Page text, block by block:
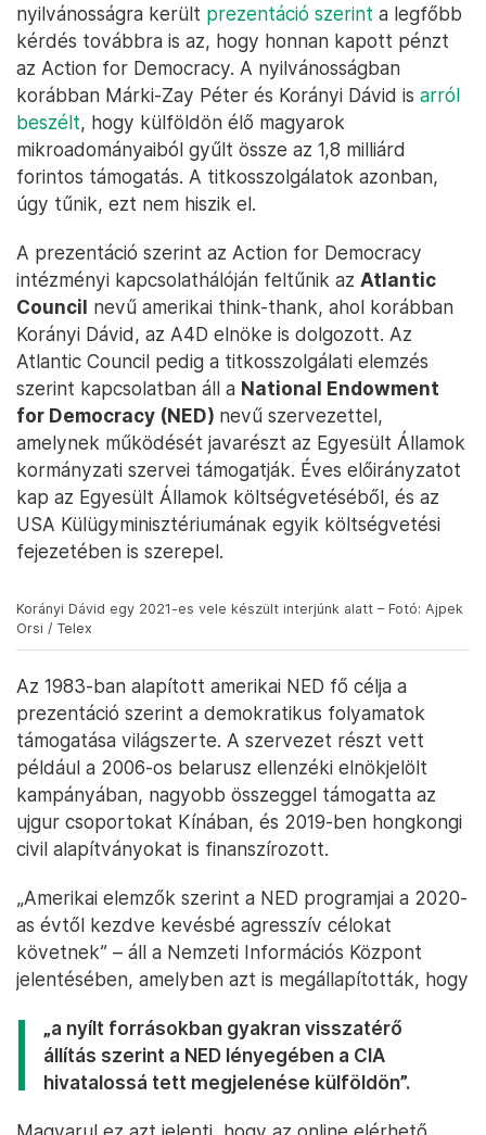
nyilvánosságra került prezentáció szerint a legfőbb
kérdés továbbra is az, hogy honnan kapott pénzt
az Action for Democracy. A nyilvánosságban
korábban Márki-Zay Péter és Korányi Dávid is arról
beszélt, hogy külföldön élő magyarok
mikroadományaiból gyűlt össze az 1,8 milliárd
forintos támogatás. A titkosszolgálatok azonban,
úgy tűnik, ezt nem hiszik el.
A prezentáció szerint az Action for Democracy
intézményi kapcsolathálóján feltűnik az Atlantic
Council nevű amerikai think-thank, ahol korábban
Korányi Dávid, az A4D elnöke is dolgozott. Az
Atlantic Council pedig a titkosszolgálati elemzés
szerint kapcsolatban áll a National Endowment
for Democracy (NED) nevű szervezettel,
amelynek működését javarészt az Egyesült Államok
kormányzati szervei támogatják. Éves előirányzatot
kap az Egyesült Államok költségvetéséből, és az
USA Külügyminisztériumának egyik költségvetési
fejezetében is szerepel.
Korányi Dávid egy 2021-es vele készült interjúnk alatt – Fotó: Ajpek
Orsi / Telex
Az 1983-ban alapított amerikai NED fő célja a
prezentáció szerint a demokratikus folyamatok
támogatása világszerte. A szervezet részt vett
például a 2006-os belarusz ellenzéki elnökjelölt
kampányában, nagyobb összeggel támogatta az
ujgur csoportokat Kínában, és 2019-ben hongkongi
civil alapítványokat is finanszírozott.
„Amerikai elemzők szerint a NED programjai a 2020-
as évtől kezdve kevésbé agresszív célokat
követnek” – áll a Nemzeti Információs Központ
jelentésében, amelyben azt is megállapították, hogy
„a nyílt forrásokban gyakran visszatérő
állítás szerint a NED lényegében a CIA
hivatalossá tett megjelenése külföldön”.